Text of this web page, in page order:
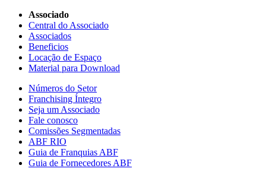
Associado
Central do Associado
Associados
Beneficios
Locação de Espaço
Material para Download
Números do Setor
Franchising Íntegro
Seja um Associado
Fale conosco
Comissões Segmentadas
ABF RIO
Guia de Franquias ABF
Guia de Fornecedores ABF